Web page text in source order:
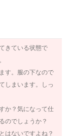
きている状態で
す。服の下なので
しまいます。しっ
か？気になって仕
のでしょうか？
はないですよね？